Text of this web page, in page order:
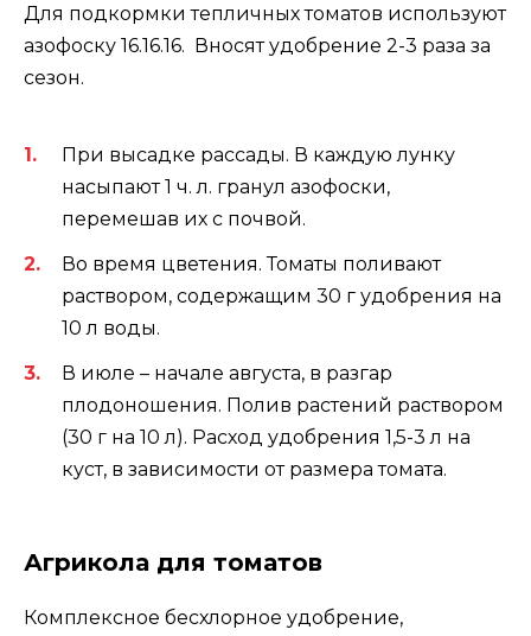
Для подкормки тепличных томатов используют
азофоску 16.16.16. Вносят удобрение 2-3 раза за
сезон.
При высадке рассады. В каждую лунку
насыпают 1 ч. л. гранул азофоски,
перемешав их с почвой.
Во время цветения. Томаты поливают
раствором, содержащим 30 г удобрения на
10 л воды.
В июле – начале августа, в разгар
плодоношения. Полив растений раствором
(30 г на 10 л). Расход удобрения 1,5-3 л на
куст, в зависимости от размера томата.
Агрикола для томатов
Комплексное бесхлорное удобрение,